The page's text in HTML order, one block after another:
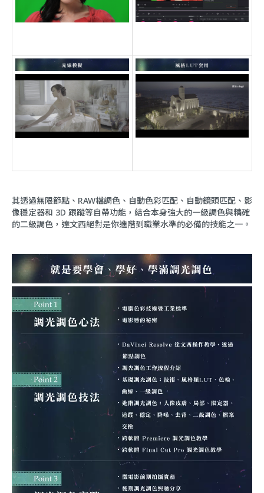
其透過無限節點、RAW檔調色、自動色彩匹配、自動鏡頭匹配、影
像穩定器和 3D 跟蹤等自帶功能，結合本身強大的一級調色與精確
的二級調色，達文西絕對是你進階到職業水準的必備的技能之一。